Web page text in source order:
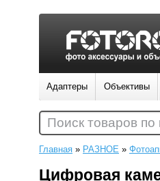
Главная » РАЗНОЕ »
Цифровая
Адаптеры Объективы
Поиск товаров по